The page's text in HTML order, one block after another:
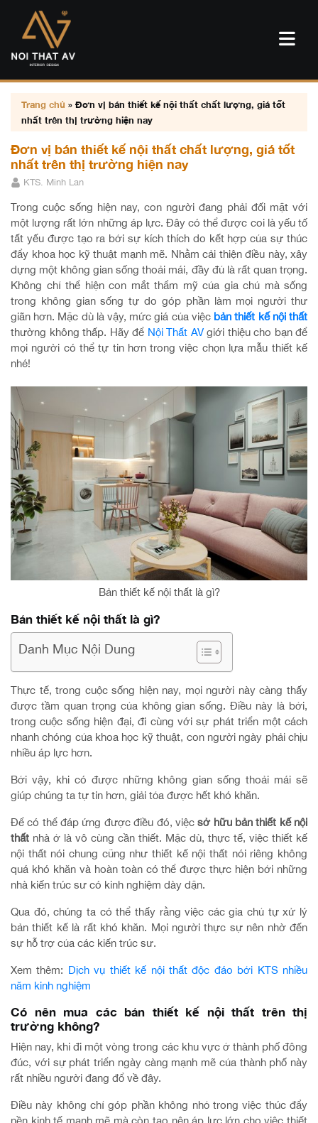
Trang chủ » Đơn vị bán thiết kế nội thất chất lượng, giá tốt
nhất trên thị trường hiện nay
Đơn vị bán thiết kế nội thất chất lượng, giá tốt
nhất trên thị trường hiện nay
KTS. Minh Lan
Trong cuộc sống hiện nay, con người đang phải đối mặt với
một lượng rất lớn những áp lực. Đây có thể được coi là yếu tố
tất yếu được tạo ra bởi sự kích thích do kết hợp của sự thúc
đẩy khoa học kỹ thuật mạnh mẽ. Nhằm cải thiện điều này, xây
dựng một không gian sống thoải mái, đầy đủ là rất quan trọng.
Không chỉ thể hiện con mắt thẩm mỹ của gia chủ mà sống
trong không gian sống tự do góp phần làm mọi người thư
giãn hơn. Mặc dù là vậy, mức giá của việc bản thiết kế nội thất
thường không thấp. Hãy để Nội Thất AVgiới thiệu cho bạn để
mọi người có thể tự tin hơn trong việc chọn lựa mẫu thiết kế
nhé!
Bản thiết kế nội thất là gì?
Bản thiết kế nội thất là gì?
Danh Mục Nội Dung
Thực tế, trong cuộc sống hiện nay, mọi người này càng thấy
được tầm quan trọng của không gian sống. Điều này là bởi,
trong cuộc sống hiện đại, đi cùng với sự phát triển một cách
nhanh chóng của khoa học kỹ thuật, con người ngày phải chịu
nhiều áp lực hơn.
Bởi vậy, khi có được những không gian sống thoải mái sẽ
giúp chúng ta tự tin hơn, giải tỏa được hết khó khăn.
Để có thể đáp ứng được điều đó, việcsở hữu bản thiết kế nội
thất nhà ở là vô cùng cần thiết. Mặc dù, thực tế, việc thiết kế
nội thất nói chung cũng như thiết kế nội thất nói riêng không
quá khó khăn và hoàn toàn có thể được thực hiện bởi những
nhà kiến trúc sư có kinh nghiệm dày dặn.
Qua đó, chúng ta có thể thấy rằng việc các gia chủ tự xử lý
bản thiết kế là rất khó khăn. Mọi người thực sự nên nhờ đến
sự hỗ trợ của các kiến trúc sư.
Xem thêm: Dịch vụ thiết kế nội thất độc đáo bởi KTS nhiều
năm kinh nghiệm
Có nên mua các bản thiết kế nội thất trên thị
trường không?
Hiện nay, khi đi một vòng trong các khu vực ở thành phố đông
đúc, với sự phát triển ngày càng mạnh mẽ của thành phố này
rất nhiều người đang đổ về đây.
Điều này không chỉ góp phần không nhỏ trong việc thúc đẩy
nền kinh tế mạnh mẽ mà còn tạo nên áp lực lớn cho việc thiết